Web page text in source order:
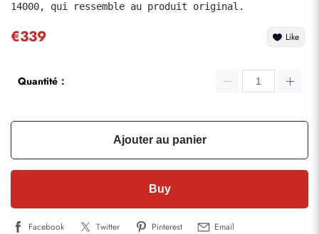
14000, qui ressemble au produit original.
€339 Like
Quantité：
Ajouter au panier
Buy
Facebook Twitter Pinterest Email